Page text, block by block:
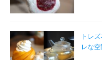
トレ
レな空